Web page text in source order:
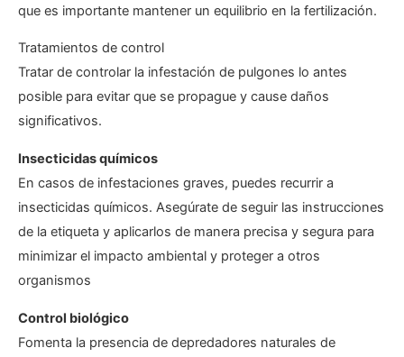
que es importante mantener un equilibrio en la fertilización.
Tratamientos de control
Tratar de controlar la infestación de pulgones lo antes
posible para evitar que se propague y cause daños
significativos.
Insecticidas químicos
En casos de infestaciones graves, puedes recurrir a
insecticidas químicos. Asegúrate de seguir las instrucciones
de la etiqueta y aplicarlos de manera precisa y segura para
minimizar el impacto ambiental y proteger a otros
organismos
Control biológico
Fomenta la presencia de depredadores naturales de